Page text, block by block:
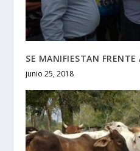
SE MANIFIESTAN
junio 25, 2018